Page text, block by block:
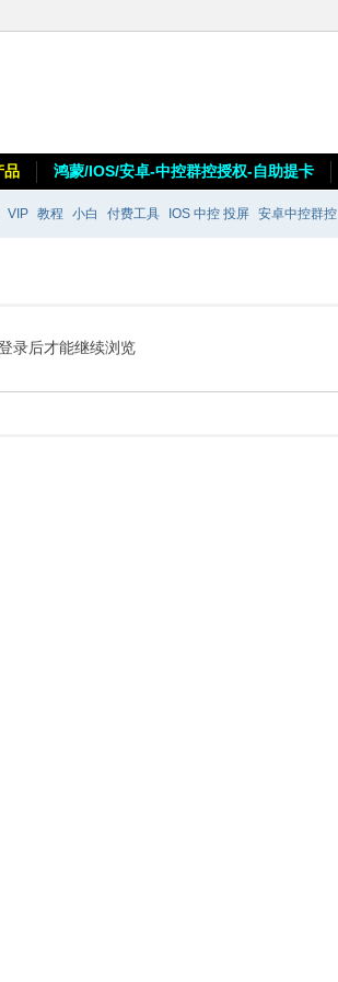
品 鸿蒙/IOS/安卓-中控群控授权-自助提卡
VIP 教程 小白 付费工具 IOS 中控 投屏 安卓中控群控
录后才能继续浏览